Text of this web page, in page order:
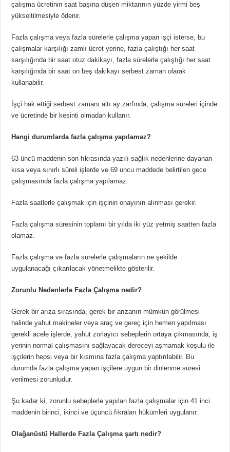
çalışma ücretinin saat başına düşen miktarının yüzde yirmi beş
yükseltilmesiyle ödenir.
Fazla çalışma veya fazla sürelerle çalışma yapan işçi isterse, bu
çalışmalar karşılığı zamlı ücret yerine, fazla çalıştığı her saat
karşılığında bir saat otuz dakikayı, fazla sürelerle çalıştığı her saat
karşılığında bir saat on beş dakikayı serbest zaman olarak
kullanabilir.
İşçi hak ettiği serbest zamanı altı ay zarfında, çalışma süreleri içinde
ve ücretinde bir kesinti olmadan kullanır.
Hangi durumlarda fazla çalışma yapılamaz?
63 üncü maddenin son fıkrasında yazılı sağlık nedenlerine dayanan
kısa veya sınırlı süreli işlerde ve 69 uncu maddede belirtilen gece
çalışmasında fazla çalışma yapılamaz.
Fazla saatlerle çalışmak için işçinin onayının alınması gerekir.
Fazla çalışma süresinin toplamı bir yılda iki yüz yetmiş saatten fazla
olamaz.
Fazla çalışma ve fazla sürelerle çalışmaların ne şekilde
uygulanacağı çıkarılacak yönetmelikte gösterilir.
Zorunlu Nedenlerle Fazla Çalışma nedir?
Gerek bir arıza sırasında, gerek bir arızanın mümkün görülmesi
halinde yahut makineler veya araç ve gereç için hemen yapılması
gerekli acele işlerde, yahut zorlayıcı sebeplerin ortaya çıkmasında, iş
yerinin normal çalışmasını sağlayacak dereceyi aşmamak koşulu ile
işçilerin hepsi veya bir kısmına fazla çalışma yaptırılabilir. Bu
durumda fazla çalışma yapan işçilere uygun bir dinlenme süresi
verilmesi zorunludur.
Şu kadar ki, zorunlu sebeplerle yapılan fazla çalışmalar için 41 inci
maddenin birinci, ikinci ve üçüncü fıkraları hükümleri uygulanır.
Olağanüstü Hallerde Fazla Çalışma şartı nedir?